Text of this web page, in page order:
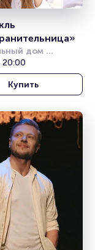
дом
20:00
Купить